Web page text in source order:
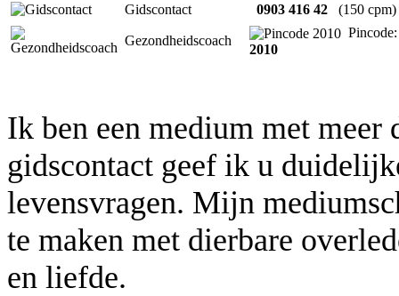
Gidscontact 0903 416 42 (150 cpm)
Gezondheidscoach
Pincode:
2010
Ik ben een medium met
gidscontact geef ik u
levensvragen. Mijn
te maken met dierbare
en liefde.